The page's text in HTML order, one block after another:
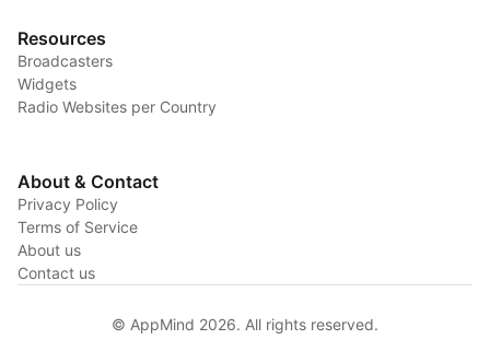
Resources
Broadcasters
Widgets
Radio Websites per Country
About & Contact
Privacy Policy
Terms of Service
About us
Contact us
© AppMind 2026. All rights reserved.